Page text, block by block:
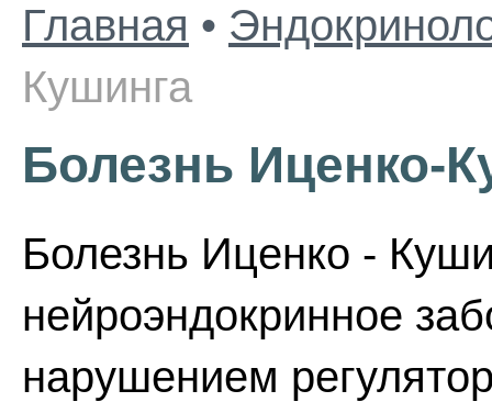
Главная •
Кушинга
Болезнь Иценко-
Болезнь Иценко -
нейроэндокринное
нарушением